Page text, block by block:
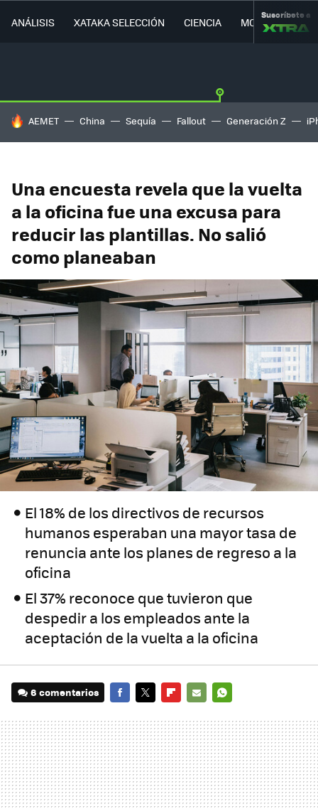
ANÁLISIS XATAKA SELECCIÓN CIENCIA MOVILIDAD
Suscríbete a
HOY SE HABLA DE
AEMET China Sequía Fallout Generación Z
Una encuesta revela que la vuelta
a la oficina fue una excusa para
reducir las plantillas. No salió
como planeaban
El 18% de los directivos de recursos
humanos esperaban una mayor tasa de
renuncia ante los planes de regreso a la
oficina
El 37% reconoce que tuvieron que
despedir a los empleados ante la
aceptación de la vuelta a la oficina
6 comentarios
MAIL